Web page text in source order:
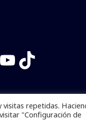
YouTube
TikTok
información total
ya!
repetidas.
"Configuración de